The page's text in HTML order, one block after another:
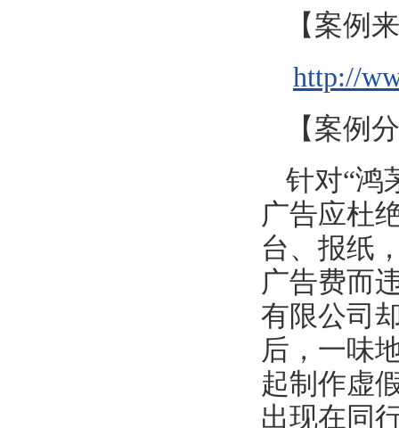
【案例
http://
【案例
针对“鸿
广告应杜
台、报纸
广告费而
有限公司
后，一味
起制作虚
出现在同